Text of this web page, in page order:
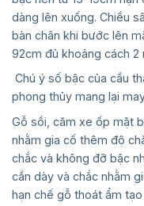
dàng lên xuống. Chiều
bàn chân khi bước lên
92cm đủ khoảng cách
Chú ý số bậc của cầu
phong thủy mang lại
Gỗ sồi, căm xe ốp mặt
nhằm gia cố thêm độ
chắc và không đỡ bậc
cần dày và chắc nhằm
hạn chế gỗ thoát ẩm